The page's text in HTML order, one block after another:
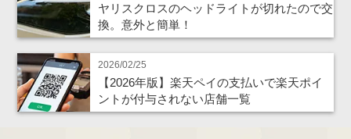
ヤリスクロスのヘッドライトが切れたので交
換。意外と簡単！
2026/02/25
【2026年版】楽天ペイの支払いで楽天ポイ
ントが付与されない店舗一覧